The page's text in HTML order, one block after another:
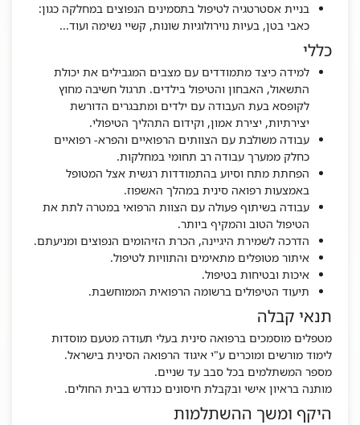
בניית אסטרטגיה לטיפול בתסמינים הנפוצים במחלקה כגון:
כאבי בטן, בעיות נוירולוגיות שונות, קשיי נשימה ועוד...
כללי
למידה כיצד מתמודדים עם מצבים המגבילים את יכולת
התשאול, האבחון והטיפול בילדים. תרגול חשיבה מחוץ
לקופסא בעת העבודה עם ילדים ומתבגרים הדורשת
יצירתיות, יצירת אמון, וקידום התהליך הטיפולי.
עבודה משולבת עם הצוותים הרפואיים והפרא- רפואיים
כחלק ממערך עבודה רב תחומי במחלקות.
הפחתת מתח וסיוע בהתמודדות רגשית אצל המטופל
באמצעות רפואה סינית במהלך האשפוז.
עבודה בשיתוף פעולה עם הצוות הרפואי במטרה לתת את
הטיפול הטוב והמקיף ביותר.
הדרכה לשמירת היגיינה, הכרת הזיהומים הנפוצים ומניעתם.
איתור מטופלים מתאימים והתוויות לטיפול.
איכות ובטיחות בטיפול.
תיעוד הטיפולים ברשומה הרפואית הממוחשבת.
תנאי קבלה
מטפלים מוסמכים ברפואה סינית בעלי תעודה מטעם מוסדות
לימוד מורשים ומוכרים ע"י איגוד הרפואה הסינית בישראל.
מספר המשתלמים בכל סבב עד שניים.
מותנה בראיון אישי ובקבלת חיסונים כנדרש בבית החולים.
היקף ומשך ההשתלמות